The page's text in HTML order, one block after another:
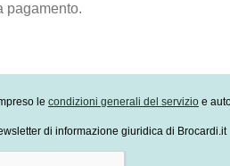
le condizioni generali del servizio e
di informazione giuridica di Brocardi.it